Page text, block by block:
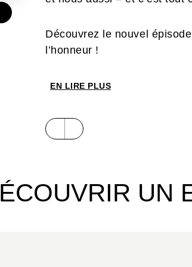
Découvrez le nouvel
l’honneur !
EN LIRE PLUS
UN